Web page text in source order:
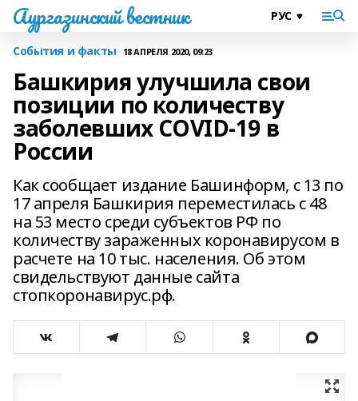
Аургазинский вестник
События и факты 18 АПРЕЛЯ 2020, 09:23
Башкирия улучшила свои
позиции по количеству
заболевших COVID-19 в
России
Как сообщает издание Башинформ, с 13 по
17 апреля Башкирия переместилась с 48
на 53 место среди субъектов РФ по
количеству зараженных коронавирусом в
расчете на 10 тыс. населения. Об этом
свидельствуют данные сайта
стопкоронавирус.рф.